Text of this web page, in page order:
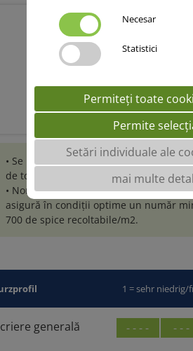
• Se poate cultiva în zonele favorabile
de toamnă.
• Norma de semănat 300-340 b.g. /m2
asigură în condiții optime un număr
700 de spice recoltabile/m2.
1 = sehr
generală - - - - - - -
Necesar
Statistici
Permiteți toate
Permite
Setări individuale ale
mai multe